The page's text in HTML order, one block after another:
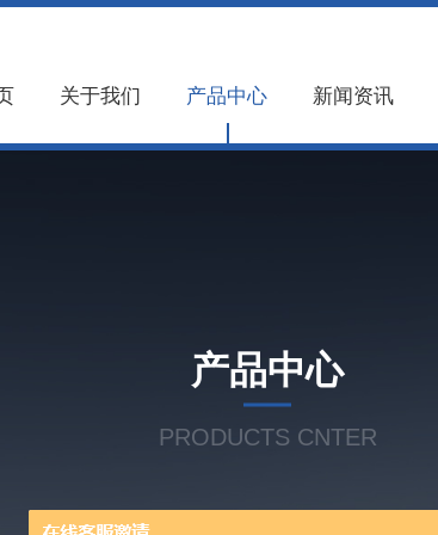
关于我们 产品中心 新闻资讯
产品中心
PRODUCTS CNTER